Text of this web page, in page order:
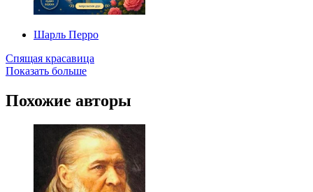
Шарль Перро
Спящая красавица
Показать больше
Похожие авторы